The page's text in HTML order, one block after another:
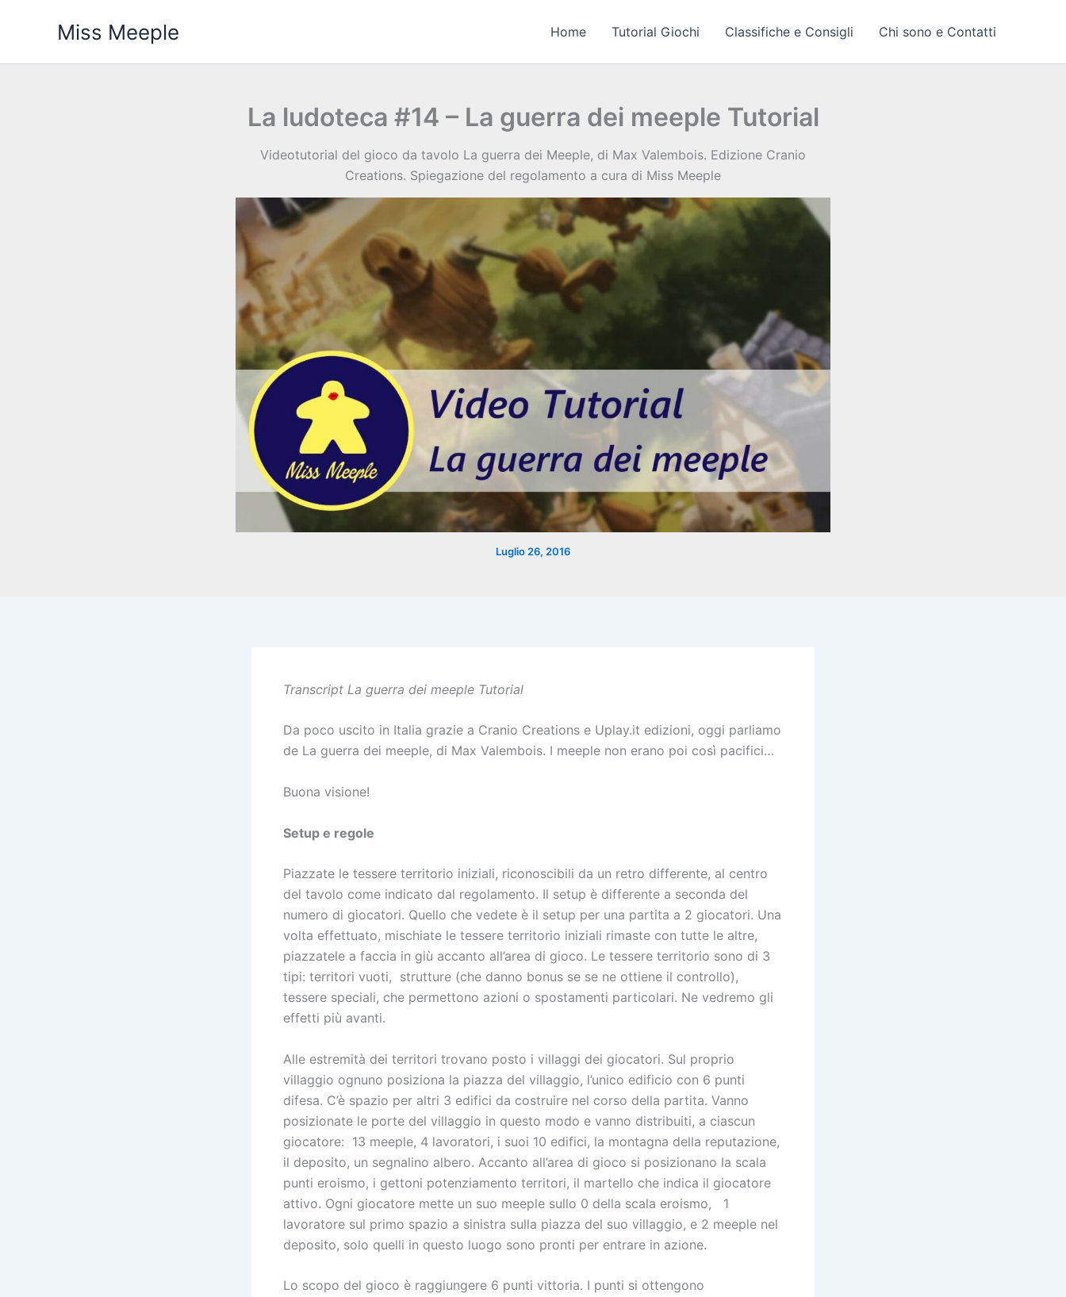
Miss Meeple Home Tutorial Giochi Classifiche e Consigli Chi sono e Contatti
La ludoteca #14 – La guerra dei meeple Tutorial
Videotutorial del gioco da tavolo La guerra dei Meeple, di Max Valembois. Edizione Cranio
Creations. Spiegazione del regolamento a cura di Miss Meeple
Luglio 26, 2016
Transcript La guerra dei meeple Tutorial
Da poco uscito in Italia grazie a Cranio Creations e Uplay.it edizioni, oggi parliamo
de La guerra dei meeple, di Max Valembois. I meeple non erano poi così pacifici…
Buona visione!
Setup e regole
Piazzate le tessere territorio iniziali, riconoscibili da un retro differente, al centro
del tavolo come indicato dal regolamento. Il setup è differente a seconda del
numero di giocatori. Quello che vedete è il setup per una partita a 2 giocatori. Una
volta effettuato, mischiate le tessere territorio iniziali rimaste con tutte le altre,
piazzatele a faccia in giù accanto all’area di gioco. Le tessere territorio sono di 3
tipi: territori vuoti, strutture (che danno bonus se se ne ottiene il controllo),
tessere speciali, che permettono azioni o spostamenti particolari. Ne vedremo gli
effetti più avanti.
Alle estremità dei territori trovano posto i villaggi dei giocatori. Sul proprio
villaggio ognuno posiziona la piazza del villaggio, l’unico edificio con 6 punti
difesa. C’è spazio per altri 3 edifici da costruire nel corso della partita. Vanno
posizionate le porte del villaggio in questo modo e vanno distribuiti, a ciascun
giocatore: 13 meeple, 4 lavoratori, i suoi 10 edifici, la montagna della reputazione,
il deposito, un segnalino albero. Accanto all’area di gioco si posizionano la scala
punti eroismo, i gettoni potenziamento territori, il martello che indica il giocatore
attivo. Ogni giocatore mette un suo meeple sullo 0 della scala eroismo, 1
lavoratore sul primo spazio a sinistra sulla piazza del suo villaggio, e 2 meeple nel
deposito, solo quelli in questo luogo sono pronti per entrare in azione.
Lo scopo del gioco è raggiungere 6 punti vittoria. I punti si ottengono